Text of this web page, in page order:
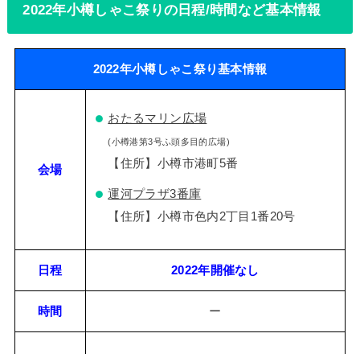
2022年小樽しゃこ祭りの日程/時間など基本情報
2022年小樽しゃこ祭り基本情報
会場
おたるマリン広場
(小樽港第3号ふ頭多目的広場)
【住所】小樽市港町5番
運河プラザ3番庫
【住所】小樽市色内2丁目1番20号
日程 2022年開催なし
時間 ー